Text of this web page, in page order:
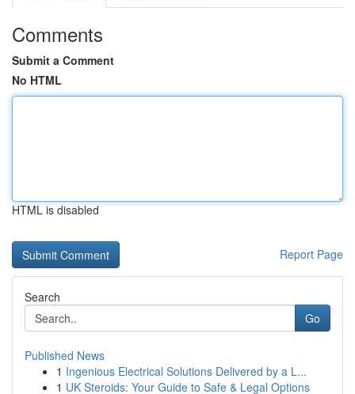
Comments
Submit a Comment
No HTML
HTML is disabled
Report Page
Search
Go
Published News
1 Ingenious Electrical Solutions Delivered by a L...
1 UK Steroids: Your Guide to Safe & Legal Options